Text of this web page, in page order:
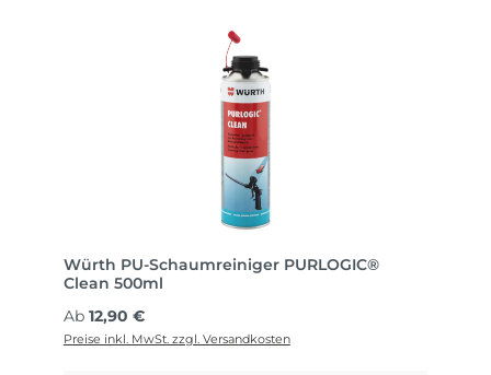
Würth PU-Schaumreiniger PURLOGIC®
Clean 500ml
Regulärer Preis:
Ab 12,90 €
Preise inkl. MwSt. zzgl. Versandkosten